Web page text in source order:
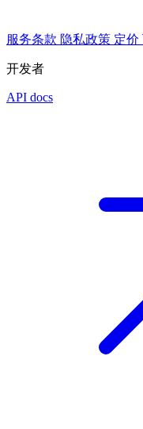
服务条款 隐私政策 定价
开发者
API docs